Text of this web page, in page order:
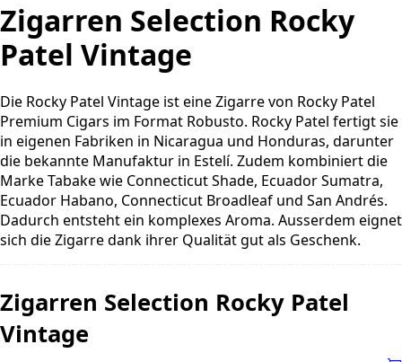
Zigarren Selection Rocky
Patel Vintage
Die Rocky Patel Vintage ist eine Zigarre von Rocky Patel
Premium Cigars im Format Robusto. Rocky Patel fertigt sie
in eigenen Fabriken in Nicaragua und Honduras, darunter
die bekannte Manufaktur in Estelí. Zudem kombiniert die
Marke Tabake wie Connecticut Shade, Ecuador Sumatra,
Ecuador Habano, Connecticut Broadleaf und San Andrés.
Dadurch entsteht ein komplexes Aroma. Ausserdem eignet
sich die Zigarre dank ihrer Qualität gut als Geschenk.
Zigarren Selection Rocky Patel
Vintage